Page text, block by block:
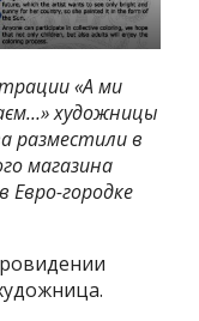
«А ми
художницы
разместили в
магазина
городке